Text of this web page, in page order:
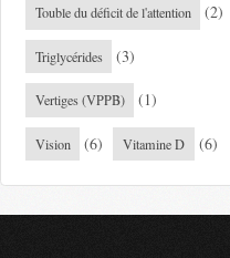
Touble du déficit de l'attention (2)
Triglycérides (3)
Vertiges (VPPB) (1)
Vision (6) Vitamine D (6)